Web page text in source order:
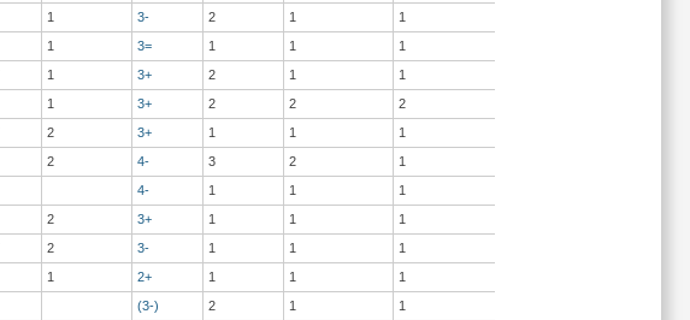
1 3- 2 1
1
1 3= 1 1
1
1 3+ 2 1
1
1 3+ 2 2
2
2 3+ 1 1
1
2 4- 3 2
1
4- 1 1
1
2 3+ 1 1
1
2 3- 1 1
1
1 2+ 1 1
1
(3-) 2 1 1